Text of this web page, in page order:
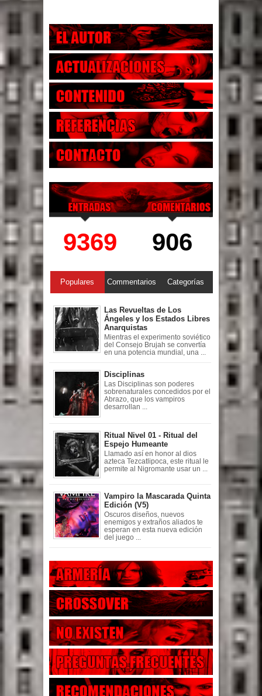
9369 906
Populares Commentarios Categorías
Las Revueltas de Los
Ángeles y los Estados Libres
Anarquistas
Mientras el experimento soviético
del Consejo Brujah se convertía
en una potencia mundial, una ...
Disciplinas
Las Disciplinas son poderes
sobrenaturales concedidos por el
Abrazo, que los vampiros
desarrollan ...
Ritual Nivel 01 - Ritual del
Espejo Humeante
Llamado así en honor al dios
azteca Tezcatlipoca, este ritual le
permite al Nigromante usar un ...
Vampiro la Mascarada Quinta
Edición (V5)
Oscuros diseños, nuevos
enemigos y extraños aliados te
esperan en esta nueva edición
del juego ...